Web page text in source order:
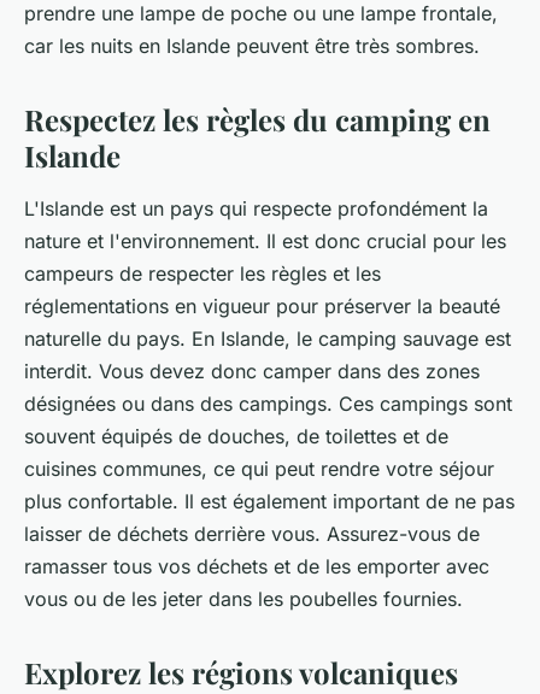
prendre une lampe de poche ou une lampe frontale,
car les nuits en Islande peuvent être très sombres.
Respectez les règles du camping en
Islande
L'Islande est un pays qui respecte profondément la
nature et l'environnement. Il est donc crucial pour les
campeurs de respecter les règles et les
réglementations en vigueur pour préserver la beauté
naturelle du pays. En Islande, le camping sauvage est
interdit. Vous devez donc camper dans des zones
désignées ou dans des campings. Ces campings sont
souvent équipés de douches, de toilettes et de
cuisines communes, ce qui peut rendre votre séjour
plus confortable. Il est également important de ne pas
laisser de déchets derrière vous. Assurez-vous de
ramasser tous vos déchets et de les emporter avec
vous ou de les jeter dans les poubelles fournies.
Explorez les régions volcaniques